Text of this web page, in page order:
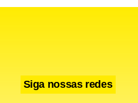
da capital mineira
Siga nossas redes